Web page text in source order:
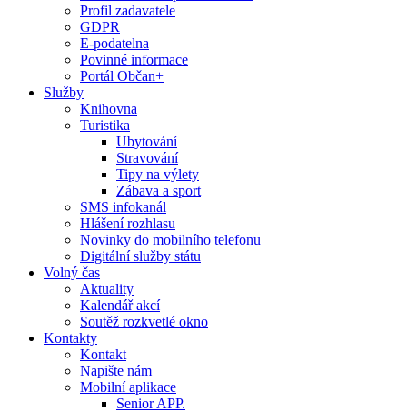
Profil zadavatele
GDPR
E-podatelna
Povinné informace
Portál Občan+
Služby
Knihovna
Turistika
Ubytování
Stravování
Tipy na výlety
Zábava a sport
SMS infokanál
Hlášení rozhlasu
Novinky do mobilního telefonu
Digitální služby státu
Volný čas
Aktuality
Kalendář akcí
Soutěž rozkvetlé okno
Kontakty
Kontakt
Napište nám
Mobilní aplikace
Senior APP.